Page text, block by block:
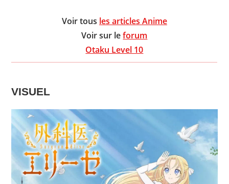
Voir tous les articles Anime
Voir sur leforum
Otaku Level 10
VISUEL